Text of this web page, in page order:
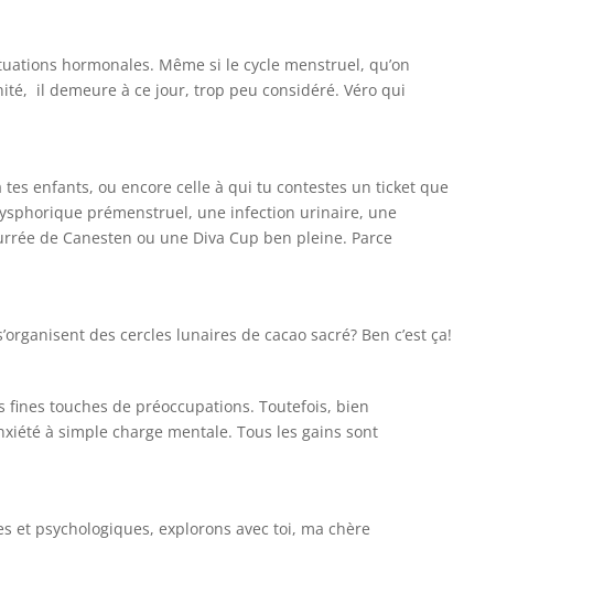
hormonales. Même si le cycle menstruel, qu’on
il demeure à ce jour, trop peu considéré. Véro qui
enfants, ou encore celle à qui tu contestes un ticket que
prémenstruel, une infection urinaire, une
de Canesten ou une Diva Cup ben pleine. Parce
des cercles lunaires de cacao sacré? Ben c’est ça!
touches de préoccupations. Toutefois, bien
à simple charge mentale. Tous les gains sont
psychologiques, explorons avec toi, ma chère